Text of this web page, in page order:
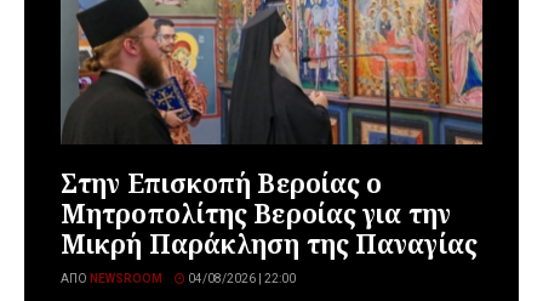
Στην Επισκοπή Βεροίας ο
Μητροπολίτης Βεροίας για την
Μικρή Παράκληση της Παναγίας
ΑΠΌ NEWSROOM 04/08/2026 | 22:00